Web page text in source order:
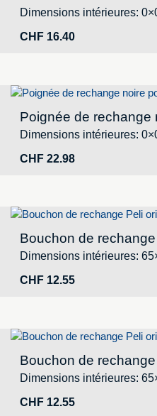
Dimensions intérieures:
CHF 16.40
Poignée de rechange
Dimensions intérieures:
CHF 22.98
Bouchon de
Dimensions intérieures:
CHF 12.55
Bouchon de
Dimensions intérieures:
CHF 12.55